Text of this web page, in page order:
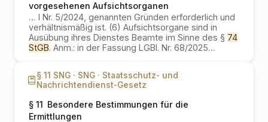
vorgesehenen Aufsichtsorganen
… I Nr. 5/2024, genannten Gründen erforderlich und
verhältnismäßig ist. (6) Aufsichtsorgane sind in
Ausübung ihres Dienstes Beamte im Sinne des § 74
StGB. Anm.: in der Fassung LGBl. Nr. 68/2025…
§ 11 SNG · SNG · Staatsschutz- und
Nachrichtendienst-Gesetz
§ 11 Besondere Bestimmungen für die
Ermittlungen